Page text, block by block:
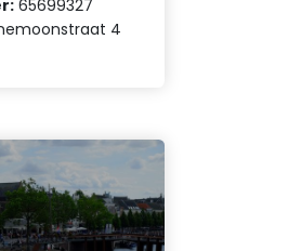
65699327
4